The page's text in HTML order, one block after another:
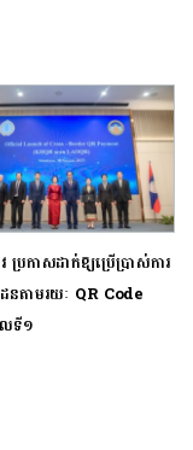
ប្រកាសដាក់ឱ្យប្រើប្រាស់ការ
ែនតាមរយៈ QR Code
ទី១